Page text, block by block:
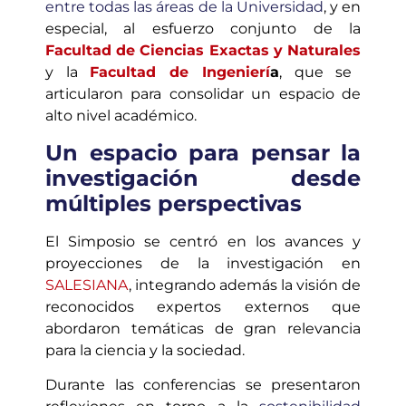
entre todas las áreas de la Universidad, y en
especial, al esfuerzo conjunto de la
Facultad de Ciencias Exactas y Naturales
y la Facultad de Ingeniería, que se
articularon para consolidar un espacio de
alto nivel académico.
Un espacio para pensar la
investigación desde
múltiples perspectivas
El Simposio se centró en los avances y
proyecciones de la investigación en
SALESIANA, integrando además la visión de
reconocidos expertos externos que
abordaron temáticas de gran relevancia
para la ciencia y la sociedad.
Durante las conferencias se presentaron